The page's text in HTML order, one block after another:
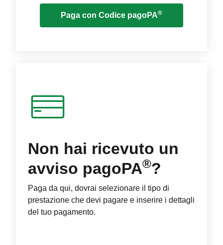
Paga con Codice pagoPA®
Non hai ricevuto un
avviso pagoPA®?
Paga da qui, dovrai selezionare il tipo di
prestazione che devi pagare e inserire i dettagli
del tuo pagamento.